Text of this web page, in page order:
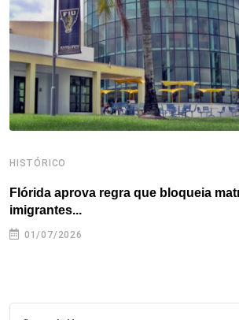
k n s
HISTÓRICO
Flórida aprova regra que bloqueia
imigrantes...
01/07/2026